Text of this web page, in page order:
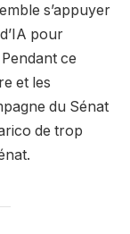
s’appuyer
pour
ce
et les
du Sénat
de trop